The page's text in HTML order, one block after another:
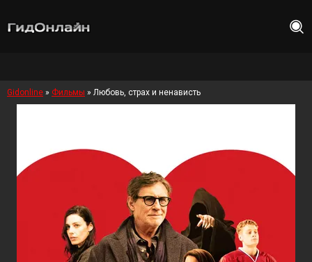
Gidonline » Фильмы » Любовь, страх и ненависть